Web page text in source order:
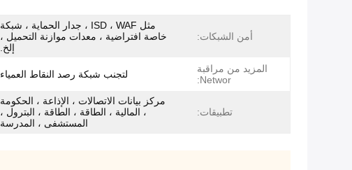
أمن الشبكات:
مثل ISD ، WAF ، جدار الحماية ، شبكة
خاصة افتراضية ، معدات موازنة التحميل ،
إلخ.
المزيد من مراقبة
Networ:
لتجنب شبكة رصد النقاط العمياء
تطبيقات:
مركز بيانات الاتصالات ، الإذاعة ، الحكومة
، المالية ، الطاقة ، الطاقة ، البترول ،
المستشفى ، المدرسة